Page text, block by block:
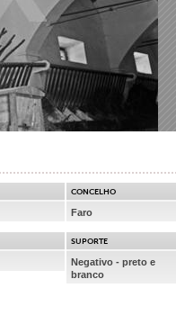
CONCELHO
Faro
SUPORTE
Negativo - preto e
branco